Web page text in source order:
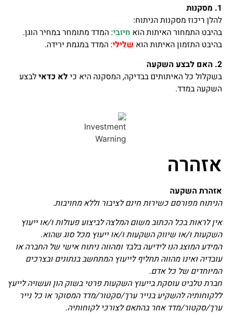
1. מסקנות
להלן ריכוז מסקנות הניתוח:
בהיבט התמחור האיתות הוא חיובי: המדד מתומחר במחיר הוגן.
בהיבט התזמון האיתות הוא שלילי: המדד במגמת ירידה.
2. האם לבצע השקעה
בשקלול כל האיתותים בבדיקה, המסקנה היא כילא כדאילבצע
השקעה במדד.
אזהרה
אזהרת השקעה
הניתוח מפורסם כשירות חינם לציבור וללא מחויבות.
אין לראות בכל הכתוב משום המלצה לביצוע פעולות ו/או ייעוץ
השקעות ו/או שיווק השקעות ו/או ייעוץ מכל סוג שהוא.
המידע המוצג הנו לידיעה בלבד ומהווה ניתוח אישי של החברה או
עובדיה ואינו מהווה תחליף לייעוץ המתחשב בנתונים ובצרכים
המיוחדים של כל אדם.
חברת טלביט עוסקת בייעוץ השקעות פרטי בשוק הון ועשויה לייעץ
ללקוחותיה להשקיע בנייר ערך/סקטור/מדד המסוקר או כל נייר
ערך/סקטור/מדד אחר בהתאם לצורכי לקוחותיה.